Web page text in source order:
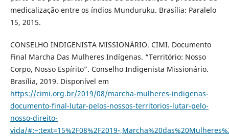
medicalização entre os índios Munduruku. Brasília: Paralelo
15, 2015.
CONSELHO INDIGENISTA MISSIONÁRIO. CIMI. Documento
Final Marcha Das Mulheres Indígenas. “Território: Nosso
Corpo, Nosso Espírito”. Conselho Indigenista Missionário.
Brasília, 2019. Disponível em
https://cimi.org.br/2019/08/marcha-mulheres-indigenas-
documento-final-lutar-pelos-nossos-territorios-lutar-pelo-
nosso-direito-
vida/#:~:text=15%2F08%2F2019-